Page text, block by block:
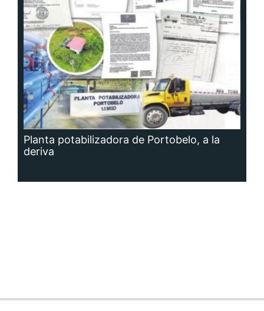
Planta potabilizadora de Portobelo, a la
deriva